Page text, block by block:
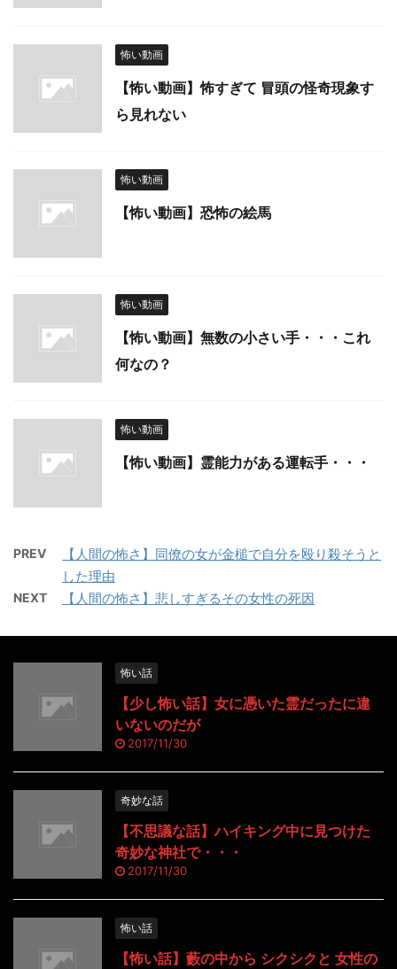
怖い動画
【怖い動画】怖すぎて 冒頭の怪奇現象す
ら見れない
怖い動画
【怖い動画】恐怖の絵馬
怖い動画
【怖い動画】無数の小さい手・・・これ
何なの？
怖い動画
【怖い動画】霊能力がある運転手・・・
PREV
【人間の怖さ】同僚の女が金槌で自分を殴り殺そうと
した理由
NEXT 【人間の怖さ】悲しすぎるその女性の死因
怖い話
【少し怖い話】女に憑いた霊だったに違
いないのだが
2017/11/30
奇妙な話
【不思議な話】ハイキング中に見つけた
奇妙な神社で・・・
2017/11/30
怖い話
【怖い話】藪の中から シクシクと 女性の